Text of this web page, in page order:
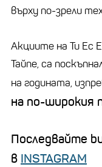
върху по-зрели
Акциите на Ти Ес
Тайпе, са
на годината,
на по-широкия
Последвайте
в INSTAGRAM